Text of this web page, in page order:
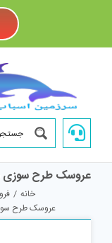
عروسک طرح سوزی مدل پرستار کد
خانه /
عروسک طرح سوزی مدل